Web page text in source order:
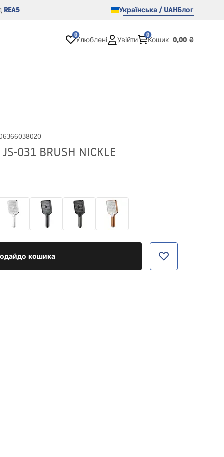
REA5 Українська / UAHБлог
0
Улюблені Увійти
0
Кошик: 0,00 ₴
031 BRUSH NICKLE
кошика